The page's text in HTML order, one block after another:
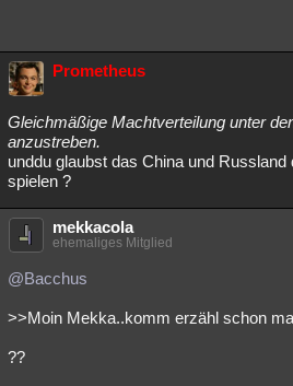
Prometheus
Gleichmäßige Machtverteilung unter
anzustreben.
unddu glaubst das China und
spielen ?
mekkacola
ehemaliges Mitglied
@Bacchus
>>Moin Mekka..komm erzähl schon
??